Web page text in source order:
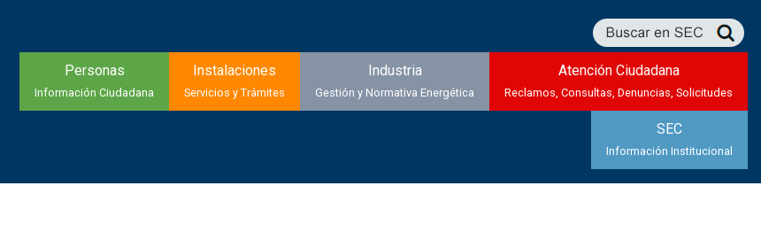
Personas
Información Ciudadana
Instalaciones
Servicios y Trámites
Industria
Gestión y Normativa Energética
Atención Ciudadana
Reclamos, Consultas, Denuncias, Solicitudes
SEC
Información Institucional